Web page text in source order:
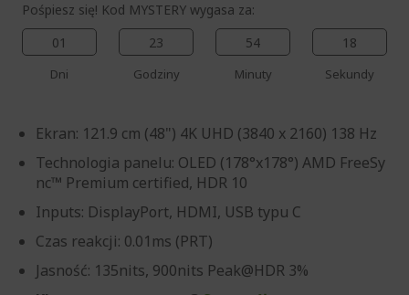
Pośpiesz się! Kod MYSTERY wygasa za:
01
Dni
23
Godziny
54
Minuty
17
Sekundy
Ekran: 121.9 cm (48") 4K UHD (3840 x 2160) 138 Hz
Technologia panelu: OLED (178°x178°) AMD FreeSy
nc™ Premium certified, HDR 10
Inputs: DisplayPort, HDMI, USB typu C
Czas reakcji: 0.01ms (PRT)
Jasność: 135nits, 900nits Peak@HDR 3%